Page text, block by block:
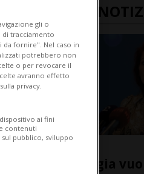
ULTIME
La Norvegia
gli o
tracciamento
fornire". Nel caso in
potrebbero non
o per revocare il
avranno effetto
privacy.
ai fini
contenuti
pubblico, sviluppo